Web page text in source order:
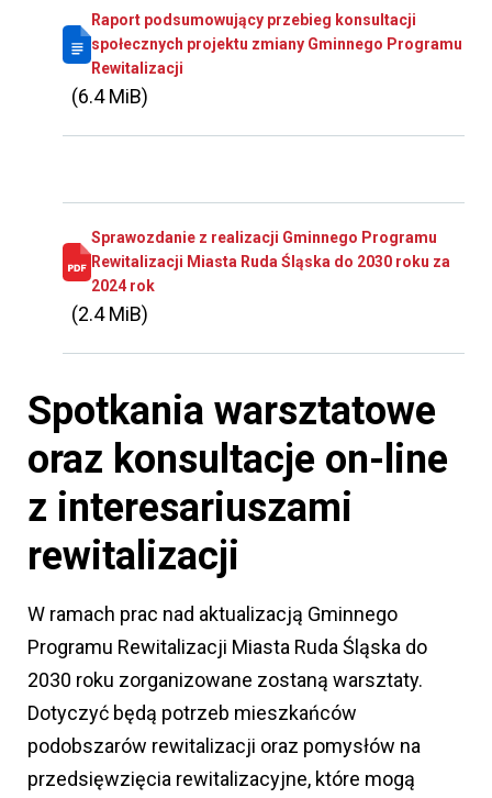
Raport podsumowujący przebieg konsultacji
społecznych projektu zmiany Gminnego Programu
Rewitalizacji
(6.4 MiB)
Sprawozdanie z realizacji Gminnego Programu
Rewitalizacji Miasta Ruda Śląska do 2030 roku za
2024 rok
(2.4 MiB)
Spotkania warsztatowe
oraz konsultacje on-line
z interesariuszami
rewitalizacji
W ramach prac nad aktualizacją Gminnego
Programu Rewitalizacji Miasta Ruda Śląska do
2030 roku zorganizowane zostaną warsztaty.
Dotyczyć będą potrzeb mieszkańców
podobszarów rewitalizacji oraz pomysłów na
przedsięwzięcia rewitalizacyjne, które mogą